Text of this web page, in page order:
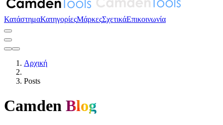
ΚατάστημαΚατηγορίεςΜάρκεςΣχετικάΕπικοινωνία
Αρχική
Posts
Camden Blog